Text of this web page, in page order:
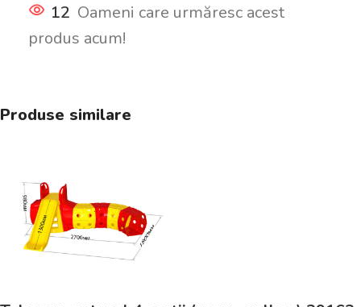
12 Oameni care urmăresc acest
produs acum!
Produse similare